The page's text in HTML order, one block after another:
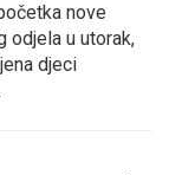
nove
odjela u utorak,
djeci